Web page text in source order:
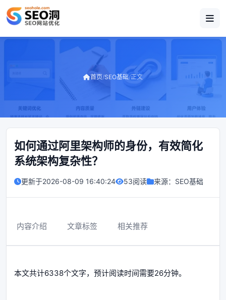
首页/SEO基础/正文
如何通过阿里架构师的身份，有效简化
系统架构复杂性？
更新于2026-08-09 16:40:24 53阅读 来源： SEO基础
内容介绍 文章标签 相关推荐
本文共计6338个文字，预计阅读时间需要26分钟。